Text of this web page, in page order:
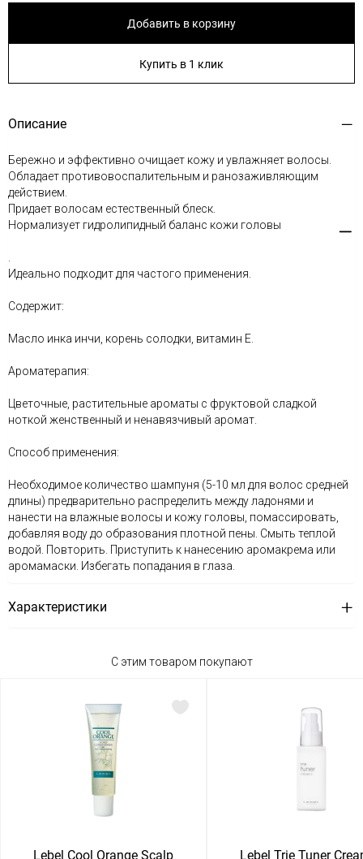
Добавить в корзину
Купить в 1 клик
Описание
Бережно и эффективно очищает кожу и увлажняет волосы.
Обладает противовоспалительным и ранозаживляющим
действием.
Придает волосам естественный блеск.
Нормализует гидролипидный баланс кожи головы
Идеально подходит для частого применения.
Содержит:
Масло инка инчи, корень солодки, витамин Е.
Ароматерапия:
Цветочные, растительные ароматы с фруктовой сладкой
ноткой женственный и ненавязчивый аромат.
Способ применения:
Необходимое количество шампуня (5-10 мл для волос средней
длины) предварительно распределить между ладонями и
нанести на влажные волосы и кожу головы, помассировать,
добавляя воду до образования плотной пены. Смыть теплой
водой. Повторить. Приступить к нанесению аромакрема или
аромамаски. Избегать попадания в глаза.
Характеристики
С этим товаром покупают
Lebel Cool Orange Scalp
Lebel Trie Tuner